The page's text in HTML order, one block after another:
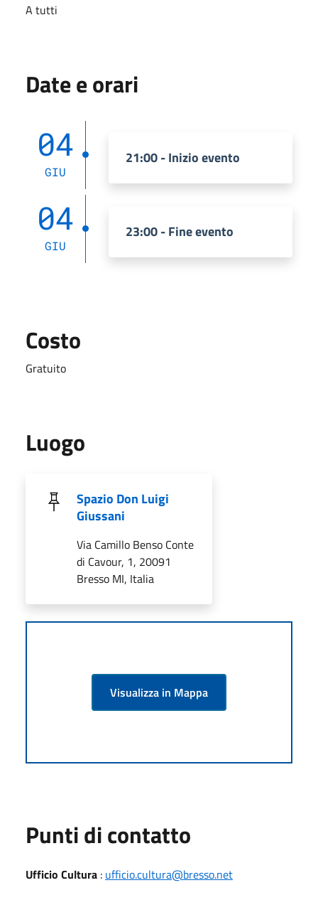
A tutti
Date e orari
04
GIU
21:00 - Inizio evento
04
GIU
23:00 - Fine evento
Costo
Gratuito
Luogo
Spazio Don Luigi
Giussani
Via Camillo Benso Conte
di Cavour, 1, 20091
Bresso MI, Italia
Visualizza in Mappa
Punti di contatto
Ufficio Cultura : ufficio.cultura@bresso.net